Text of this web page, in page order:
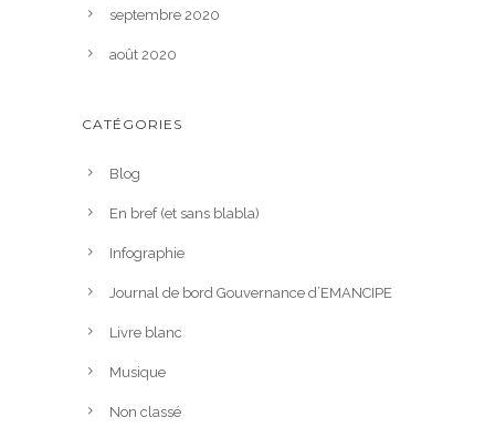
septembre 2020
août 2020
CATÉGORIES
Blog
En bref (et sans blabla)
Infographie
Journal de bord Gouvernance d’EMANCIPE
Livre blanc
Musique
Non classé